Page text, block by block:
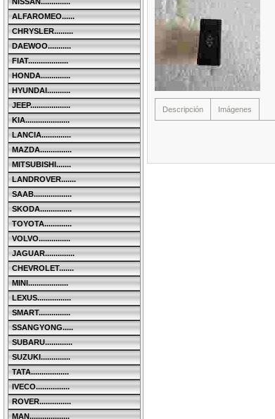
ALFAROMEO......
CHRYSLER.........
DAEWOO...........
FIAT...................
HONDA..............
HYUNDAI...........
JEEP...................
KIA.....................
LANCIA..............
MAZDA...............
MITSUBISHI.......
LANDROVER.......
SAAB..................
SKODA...............
TOYOTA.............
VOLVO...............
JAGUAR..............
CHEVROLET.......
MINI...................
LEXUS................
SMART...............
SSANGYONG.....
SUBARU.............
SUZUKI..............
TATA..................
IVECO................
ROVER...............
MAN...................
Descripción Imágenes